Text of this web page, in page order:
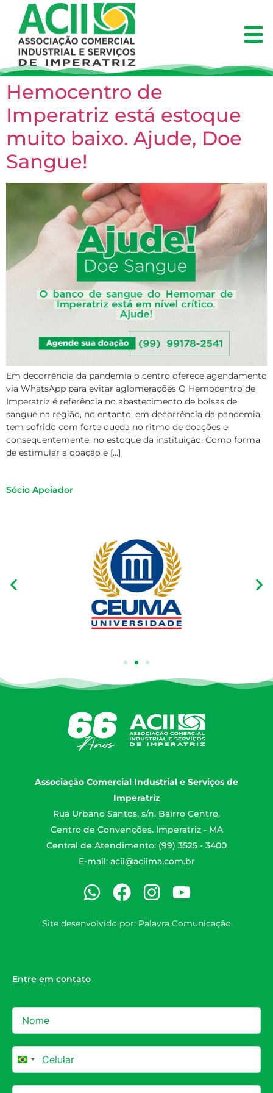
Hemocentro de
Imperatriz está estoque
muito baixo. Ajude, Doe
Sangue!
Em decorrência da pandemia o centro oferece agendamento
via WhatsApp para evitar aglomerações O Hemocentro de
Imperatriz é referência no abastecimento de bolsas de
sangue na região, no entanto, em decorrência da pandemia,
tem sofrido com forte queda no ritmo de doações e,
consequentemente, no estoque da instituição. Como forma
de estimular a doação e […]
Sócio Apoiador
Associação Comercial Industrial e Serviços de
Imperatriz
Rua Urbano Santos, s/n. Bairro Centro,
Centro de Convenções. Imperatriz - MA
Central de Atendimento: (99) 3525 - 3400
E-mail: acii@aciima.com.br
Site desenvolvido por: Palavra Comunicação
Entre em contato
Brazil +55